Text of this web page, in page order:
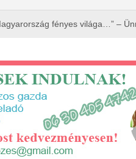
fényes világa…” –